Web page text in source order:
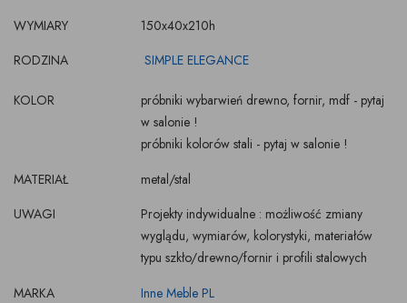
WYMIARY
150x40x210h
RODZINA
SIMPLE ELEGANCE
KOLOR
próbniki wybarwień drewno, fornir, mdf - pytaj
w salonie !
próbniki kolorów stali - pytaj w salonie !
MATERIAŁ
metal/stal
UWAGI
Projekty indywidualne : możliwość zmiany
wyglądu, wymiarów, kolorystyki, materiałów
typu szkło/drewno/fornir i profili stalowych
MARKA
Inne Meble PL